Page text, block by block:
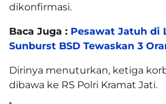
dikonfirmasi.
Baca Juga : Pesawat Jatuh di
Sunburst BSD Tewaskan 3
Dirinya menuturkan, ketiga
dibawa ke RS Polri Kramat Jati.